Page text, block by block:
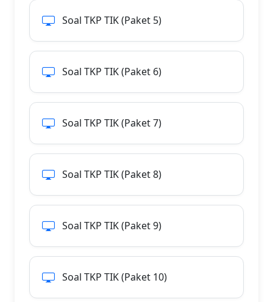
Soal TKP TIK (Paket 5)
Soal TKP TIK (Paket 6)
Soal TKP TIK (Paket 7)
Soal TKP TIK (Paket 8)
Soal TKP TIK (Paket 9)
Soal TKP TIK (Paket 10)